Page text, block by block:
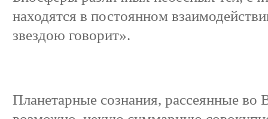
находятся в постоянном
звездою говорит».
Планетарные сознания, рассеянные во